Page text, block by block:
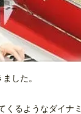
した。
くるようなダイナ